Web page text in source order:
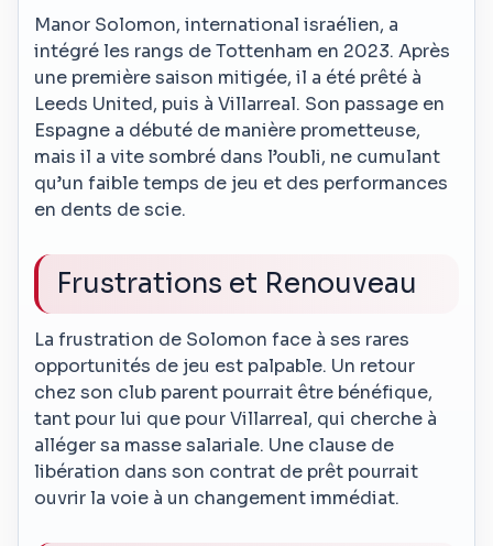
Manor Solomon, international israélien, a
intégré les rangs de Tottenham en 2023. Après
une première saison mitigée, il a été prêté à
Leeds United, puis à Villarreal. Son passage en
Espagne a débuté de manière prometteuse,
mais il a vite sombré dans l’oubli, ne cumulant
qu’un faible temps de jeu et des performances
en dents de scie.
Frustrations et Renouveau
La frustration de Solomon face à ses rares
opportunités de jeu est palpable. Un retour
chez son club parent pourrait être bénéfique,
tant pour lui que pour Villarreal, qui cherche à
alléger sa masse salariale. Une clause de
libération dans son contrat de prêt pourrait
ouvrir la voie à un changement immédiat.